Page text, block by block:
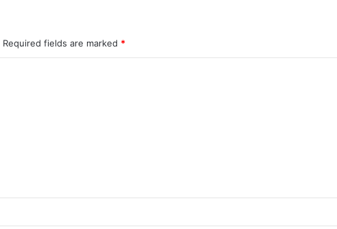
Required fields are marked *